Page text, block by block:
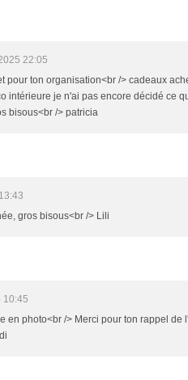
22:05
pour ton organisation<br /> cadeaux
intérieure je n'ai pas encore décidé ce
bisous<br /> patricia
gros bisous<br /> Lili
10:45
en photo<br /> Merci pour ton rappel de